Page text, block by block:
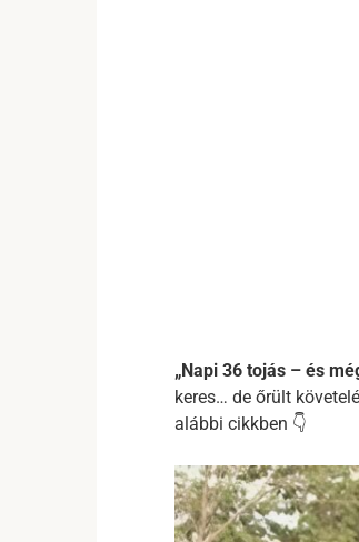
„Napi 36 tojás – és
keres… de őrült
alábbi cikkben 👇